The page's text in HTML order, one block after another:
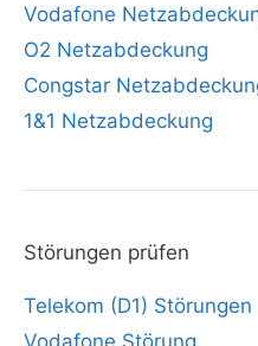
Vodafone
O2 Netzabdeckung
Congstar
1&1 Netzabdeckung
Störungen prüfen
Telekom (D1) Störungen
Vodafone Störung